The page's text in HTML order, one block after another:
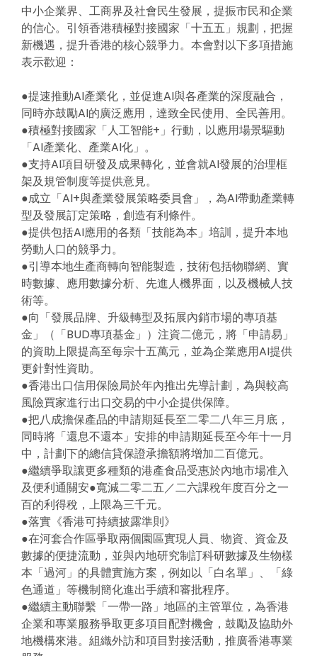
中小企業界、工商界及社會民生發展，提振市民和企業
的信心。引領香港積極對接國家「十五五」規劃，把握
新機遇，提升香港的核心競爭力。本會對以下多項措施
表示歡迎：
●提速推動AI產業化，並促進AI與各產業的深度融合，
同時亦鼓勵AI的廣泛應用，達致全民使用、全民善用。
●積極對接國家「人工智能+」行動，以應用場景驅動
「AI產業化、產業AI化」。
●支持AI項目研發及成果轉化，並會就AI發展的治理框
架及規管制度等提供意見。
●成立「AI+與產業發展策略委員會」，為AI帶動產業轉
型及發展訂定策略，創造有利條件。
●提供包括AI應用的各類「技能為本」培訓，提升本地
勞動人口的競爭力。
●引導本地生產商轉向智能製造，技術包括物聯網、實
時數據、應用數據分析、先進人機界面，以及機械人技
術等。
●向「發展品牌、升級轉型及拓展內銷市場的專項基
金」（「BUD專項基金」）注資二億元，將「申請易」
的資助上限提高至每宗十五萬元，並為企業應用AI提供
更針對性資助。
●香港出口信用保險局於年內推出先導計劃，為與較高
風險買家進行出口交易的中小企提供保障。
●把八成擔保產品的申請期延長至二零二八年三月底，
同時將「還息不還本」安排的申請期延長至今年十一月
中，計劃下的總信貸保證承擔額將增加二百億元。
●繼續爭取讓更多種類的港產食品受惠於內地市場准入
及便利通關安●寬減二零二五／二六課稅年度百分之一
百的利得稅，上限為三千元。
●落實《香港可持續披露準則》
●在河套合作區爭取兩個園區實現人員、物資、資金及
數據的便捷流動，並與內地研究制訂科研數據及生物樣
本「過河」的具體實施方案，例如以「白名單」、「綠
色通道」等機制簡化進出手續和審批程序。
●繼續主動聯繫「一帶一路」地區的主管單位，為香港
企業和專業服務爭取更多項目配對機會，鼓勵及協助外
地機構來港。組織外訪和項目對接活動，推廣香港專業